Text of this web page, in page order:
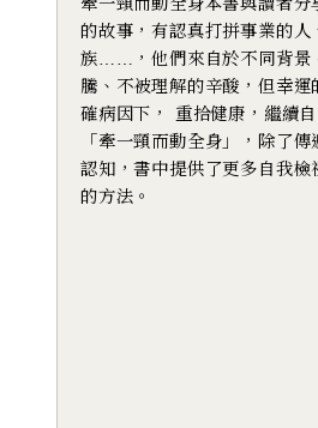
牽一頸而動全身本書與讀者
的故事，有認真打拼事業的人
族……，他們來自於不同背景
騰、不被理解的辛酸，但幸運
確病因下， 重拾健康，繼續
「牽一頸而動全身」，除了
認知，書中提供了更多自我
的方法。